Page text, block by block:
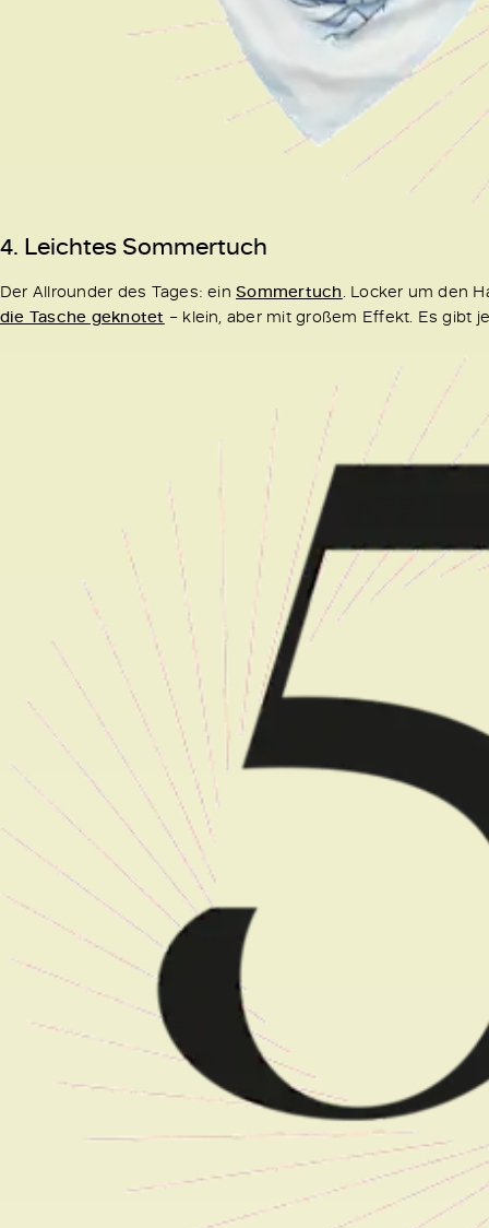
4. Leichtes Sommertuch
Der Allrounder des Tages: einSommertuch. Locker um den
die Tasche geknotet – klein, aber mit großem Effekt. Es gibt